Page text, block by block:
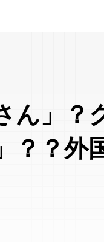
ん」？
？？外